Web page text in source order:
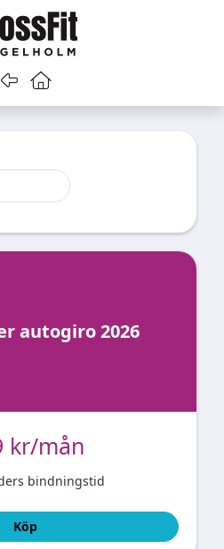
Gå tillbakaGå till startsidan
autogiro 2026
kr/mån
bindningstid
Köp